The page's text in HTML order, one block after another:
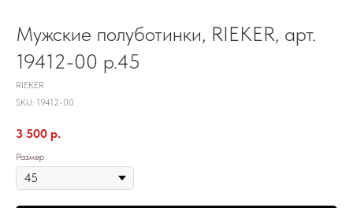
Мужские полуботинки, RIEKER, арт.
19412-00 р.45
RIEKER
SKU: 19412-00
3 500 р.
Размер